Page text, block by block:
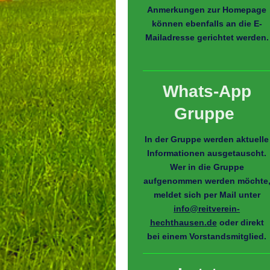
Anmerkungen zur Homepage
können ebenfalls an die E-
Mailadresse gerichtet werden.
Whats-App
Gruppe
In der Gruppe werden aktuelle
Informationen ausgetauscht.
Wer in die Gruppe
aufgenommen werden möchte,
meldet sich per Mail unter
info@reitverein-
hechthausen.deoder direkt
bei einem Vorstandsmitglied.